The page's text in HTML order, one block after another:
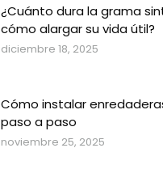
¿Cuánto dura la grama
cómo alargar su vida útil?
diciembre 18, 2025
Cómo instalar
paso a paso
noviembre 25, 2025